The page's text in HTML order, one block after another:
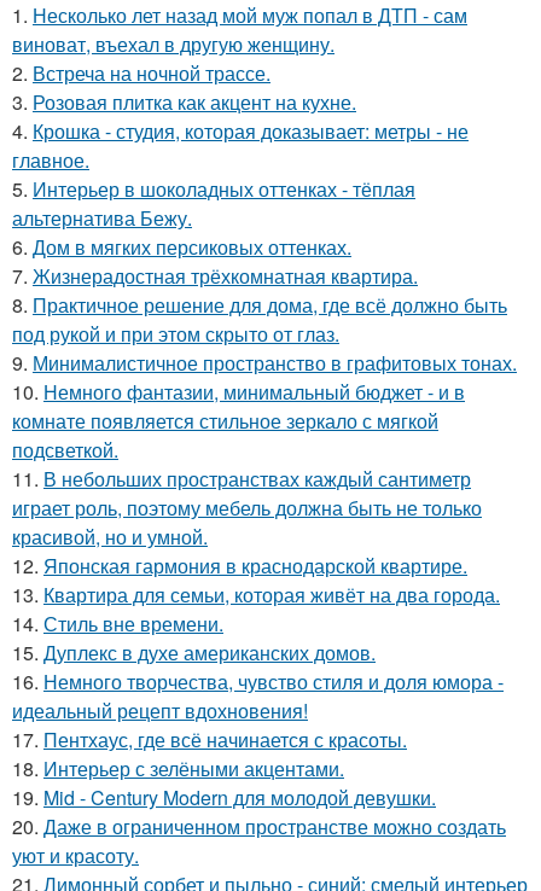
1. Несколько лет назад мой муж попал в ДТП - сам
виноват, въехал в другую женщину.
2. Встреча на ночной трассе.
3. Розовая плитка как акцент на кухне.
4. Крошка - студия, которая доказывает: метры - не
главное.
5. Интерьер в шоколадных оттенках - тёплая
альтернатива Бежу.
6. Дом в мягких персиковых оттенках.
7. Жизнерадостная трёхкомнатная квартира.
8. Практичное решение для дома, где всё должно быть
под рукой и при этом скрыто от глаз.
9. Минималистичное пространство в графитовых тонах.
10. Немного фантазии, минимальный бюджет - и в
комнате появляется стильное зеркало с мягкой
подсветкой.
11. В небольших пространствах каждый сантиметр
играет роль, поэтому мебель должна быть не только
красивой, но и умной.
12. Японская гармония в краснодарской квартире.
13. Квартира для семьи, которая живёт на два города.
14. Стиль вне времени.
15. Дуплекс в духе американских домов.
16. Немного творчества, чувство стиля и доля юмора -
идеальный рецепт вдохновения!
17. Пентхаус, где всё начинается с красоты.
18. Интерьер с зелёными акцентами.
19. Mid - Century Modern для молодой девушки.
20. Даже в ограниченном пространстве можно создать
уют и красоту.
21. Лимонный сорбет и пыльно - синий: смелый интерьер